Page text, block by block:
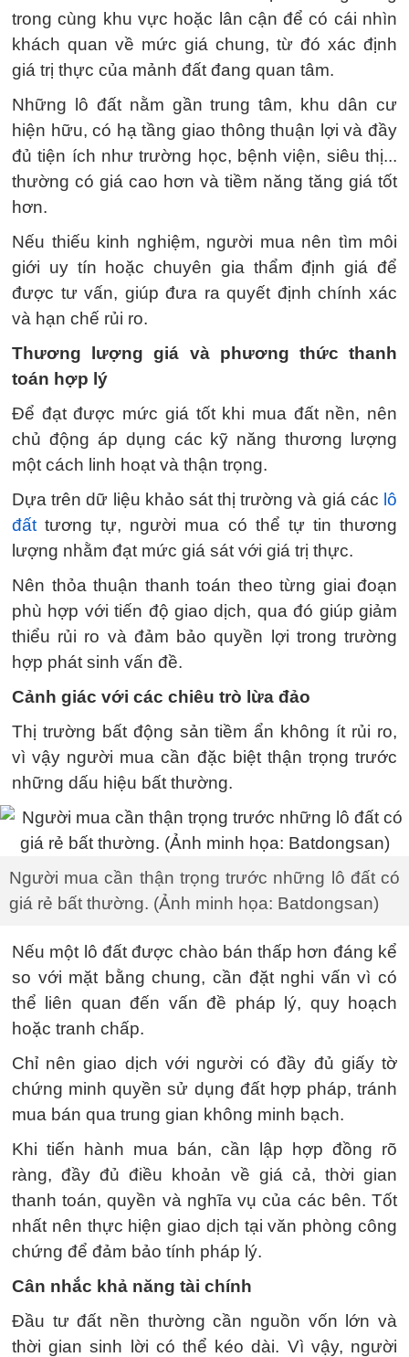
trong cùng khu vực hoặc lân cận để có cái nhìn
khách quan về mức giá chung, từ đó xác định
giá trị thực của mảnh đất đang quan tâm.
Những lô đất nằm gần trung tâm, khu dân cư
hiện hữu, có hạ tầng giao thông thuận lợi và đầy
đủ tiện ích như trường học, bệnh viện, siêu thị...
thường có giá cao hơn và tiềm năng tăng giá tốt
hơn.
Nếu thiếu kinh nghiệm, người mua nên tìm môi
giới uy tín hoặc chuyên gia thẩm định giá để
được tư vấn, giúp đưa ra quyết định chính xác
và hạn chế rủi ro.
Thương lượng giá và phương thức thanh
toán hợp lý
Để đạt được mức giá tốt khi mua đất nền, nên
chủ động áp dụng các kỹ năng thương lượng
một cách linh hoạt và thận trọng.
Dựa trên dữ liệu khảo sát thị trường và giá các lô
đấttương tự, người mua có thể tự tin thương
lượng nhằm đạt mức giá sát với giá trị thực.
Nên thỏa thuận thanh toán theo từng giai đoạn
phù hợp với tiến độ giao dịch, qua đó giúp giảm
thiểu rủi ro và đảm bảo quyền lợi trong trường
hợp phát sinh vấn đề.
Cảnh giác với các chiêu trò lừa đảo
Thị trường bất động sản tiềm ẩn không ít rủi ro,
vì vậy người mua cần đặc biệt thận trọng trước
những dấu hiệu bất thường.
Người mua cần thận trọng trước những lô đất có
giá rẻ bất thường. (Ảnh minh họa: Batdongsan)
Nếu một lô đất được chào bán thấp hơn đáng kể
so với mặt bằng chung, cần đặt nghi vấn vì có
thể liên quan đến vấn đề pháp lý, quy hoạch
hoặc tranh chấp.
Chỉ nên giao dịch với người có đầy đủ giấy tờ
chứng minh quyền sử dụng đất hợp pháp, tránh
mua bán qua trung gian không minh bạch.
Khi tiến hành mua bán, cần lập hợp đồng rõ
ràng, đầy đủ điều khoản về giá cả, thời gian
thanh toán, quyền và nghĩa vụ của các bên. Tốt
nhất nên thực hiện giao dịch tại văn phòng công
chứng để đảm bảo tính pháp lý.
Cân nhắc khả năng tài chính
Đầu tư đất nền thường cần nguồn vốn lớn và
thời gian sinh lời có thể kéo dài. Vì vậy, người